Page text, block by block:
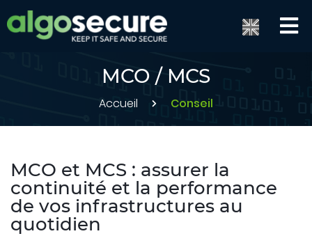
MCO / MCS
Accueil Conseil
MCO et MCS : assurer la
continuité et la performance
de vos infrastructures au
quotidien